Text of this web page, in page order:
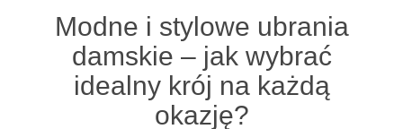
Modne i stylowe ubrania
damskie – jak wybrać
idealny krój na każdą
okazję?